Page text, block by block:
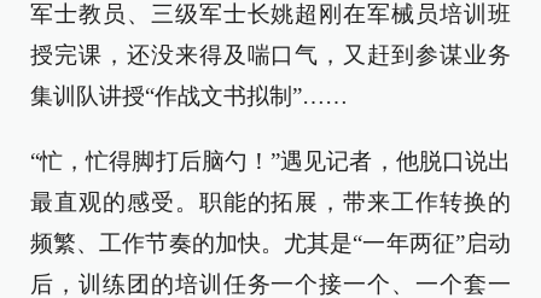
军士教员、三级军士长姚超刚在军械员培训班
授完课，还没来得及喘口气，又赶到参谋业务
集训队讲授“作战文书拟制”……
“忙，忙得脚打后脑勺！”遇见记者，他脱口说出
最直观的感受。职能的拓展，带来工作转换的
频繁、工作节奏的加快。尤其是“一年两征”启动
后，训练团的培训任务一个接一个、一个套一